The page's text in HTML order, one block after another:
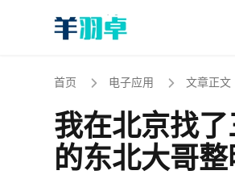
首页 电子应用 文章正文
我在北京找
的东北大哥